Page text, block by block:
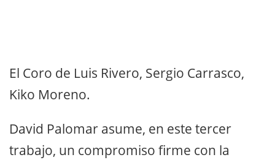
El Coro de Luis Rivero, Sergio Carrasco,
Kiko Moreno.
David Palomar asume, en este tercer
trabajo, un compromiso firme con la